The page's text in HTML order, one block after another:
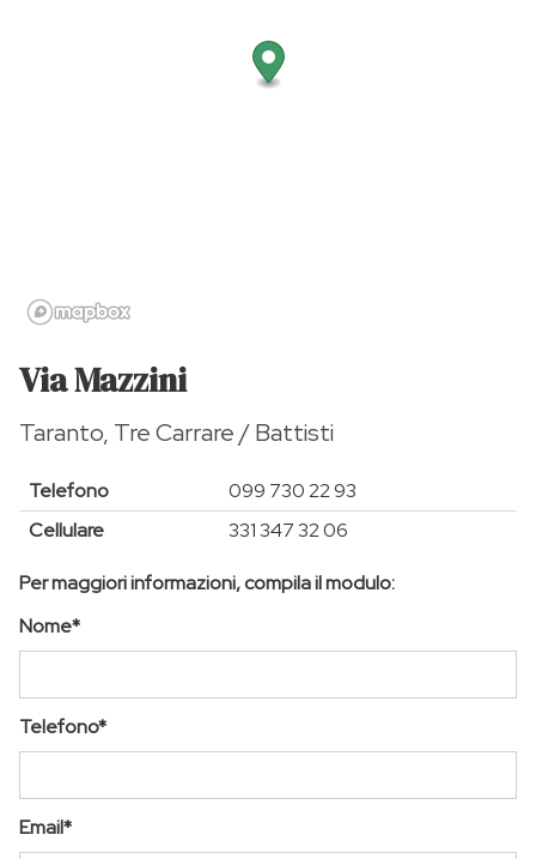
Via Mazzini
Taranto, Tre Carrare / Battisti
Telefono
099 730 22 93
Cellulare
331 347 32 06
Per maggiori informazioni, compila il modulo:
Nome*
Telefono*
Email*